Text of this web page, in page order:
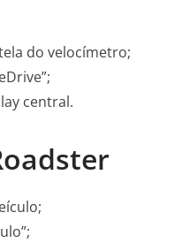
do velocímetro;
central.